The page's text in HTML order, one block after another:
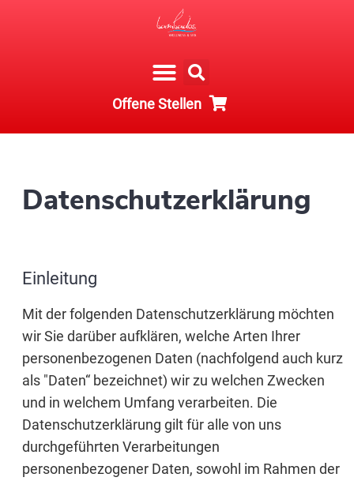
Offene Stellen
Datenschutzerklärung
Einleitung
Mit der folgenden Datenschutzerklärung möchten
wir Sie darüber aufklären, welche Arten Ihrer
personenbezogenen Daten (nachfolgend auch kurz
als "Daten“ bezeichnet) wir zu welchen Zwecken
und in welchem Umfang verarbeiten. Die
Datenschutzerklärung gilt für alle von uns
durchgeführten Verarbeitungen
personenbezogener Daten, sowohl im Rahmen der